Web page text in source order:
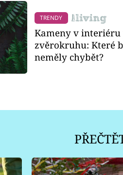
TRENDY
Kameny v
zvěrokruhu: Které
neměly chybět?